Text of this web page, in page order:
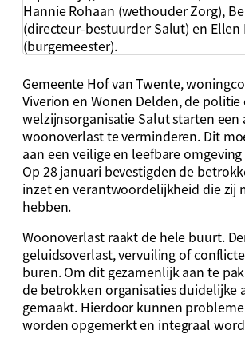
Hannie Rohaan (wethouder Zorg),
(directeur-bestuurder Salut) en Ellen
(burgemeester).
Gemeente Hof van Twente,
Viverion en Wonen Delden, de politie
welzijnsorganisatie Salut starten een
woonoverlast te verminderen. Dit
aan een veilige en leefbare
Op 28 januari bevestigden de
inzet en verantwoordelijkheid die zij
hebben.
Woonoverlast raakt de hele buurt.
geluidsoverlast, vervuiling of
buren. Om dit gezamenlijk aan te
de betrokken organisaties duidelijke
gemaakt. Hierdoor kunnen
worden opgemerkt en integraal